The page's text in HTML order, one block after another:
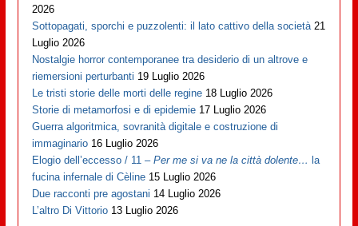
2026
Sottopagati, sporchi e puzzolenti: il lato cattivo della società 21
Luglio 2026
Nostalgie horror contemporanee tra desiderio di un altrove e
riemersioni perturbanti 19 Luglio 2026
Le tristi storie delle morti delle regine 18 Luglio 2026
Storie di metamorfosi e di epidemie 17 Luglio 2026
Guerra algoritmica, sovranità digitale e costruzione di
immaginario 16 Luglio 2026
Elogio dell’eccesso / 11 –Per me si va ne la città dolente… la
fucina infernale di Cèline 15 Luglio 2026
Due racconti pre agostani 14 Luglio 2026
L’altro Di Vittorio 13 Luglio 2026